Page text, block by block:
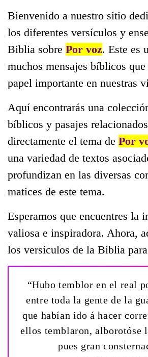
Bienvenido a nuestro sitio
los diferentes versículos y
Biblia sobre Por voz. Este es
muchos mensajes bíblicos que
papel importante en nuestras
Aquí encontrarás una
bíblicos y pasajes
directamente el tema de Por
una variedad de textos
profundizan en las diversas
matices de este tema.
Esperamos que encuentres la
valiosa e inspiradora. Ahora,
los versículos de la Biblia
“Hubo temblor en el real
entre toda la gente de la
que habían ido á hacer
ellos temblaron, alborotóse
pues gran